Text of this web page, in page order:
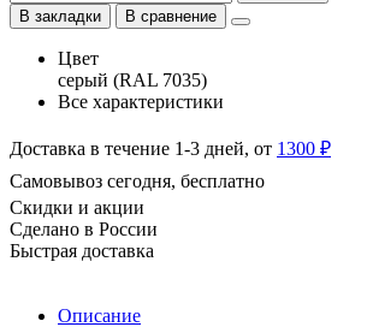
В закладки В сравнение
Цвет
серый (RAL 7035)
Все характеристики
Доставка в течение 1-3 дней, от 1300 ₽
Самовывоз сегодня, бесплатно
Скидки и акции
Сделано в России
Быстрая доставка
Описание